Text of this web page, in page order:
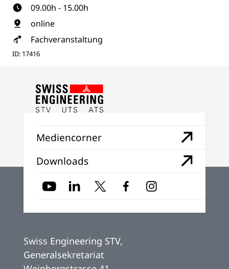
09.00h - 15.00h
online
Fachveranstaltung
ID: 17416
Mediencorner
Downloads
Swiss Engineering STV,
Generalsekretariat